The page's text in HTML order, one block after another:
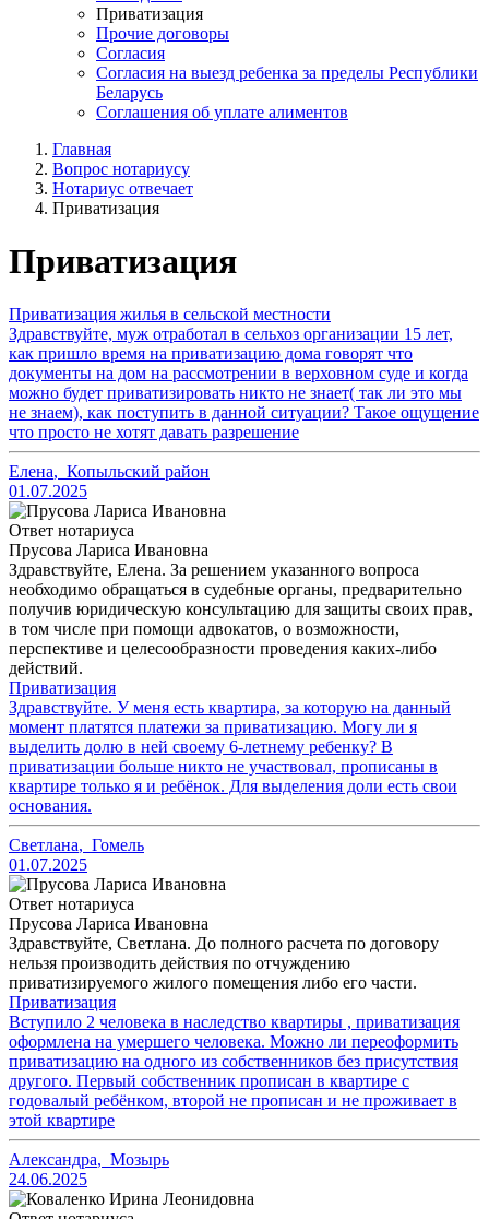
Приватизация
Прочие договоры
Согласия
Согласия на выезд ребенка за пределы Республики
Беларусь
Соглашения об уплате алиментов
Главная
Вопрос нотариусу
Нотариус отвечает
Приватизация
Приватизация
Приватизация жилья в сельской местности
Здравствуйте, муж отработал в сельхоз организации 15 лет,
как пришло время на приватизацию дома говорят что
документы на дом на рассмотрении в верховном суде и когда
можно будет приватизировать никто не знает( так ли это мы
не знаем), как поступить в данной ситуации? Такое ощущение
что просто не хотят давать разрешение
Елена, Копыльский район
01.07.2025
Ответ нотариуса
Прусова Лариса Ивановна
Здравствуйте, Елена. За решением указанного вопроса
необходимо обращаться в судебные органы, предварительно
получив юридическую консультацию для защиты своих прав,
в том числе при помощи адвокатов, о возможности,
перспективе и целесообразности проведения каких-либо
действий.
Приватизация
Здравствуйте. У меня есть квартира, за которую на данный
момент платятся платежи за приватизацию. Могу ли я
выделить долю в ней своему 6-летнему ребенку? В
приватизации больше никто не участвовал, прописаны в
квартире только я и ребёнок. Для выделения доли есть свои
основания.
Светлана, Гомель
01.07.2025
Ответ нотариуса
Прусова Лариса Ивановна
Здравствуйте, Светлана. До полного расчета по договору
нельзя производить действия по отчуждению
приватизируемого жилого помещения либо его части.
Приватизация
Вступило 2 человека в наследство квартиры , приватизация
оформлена на умершего человека. Можно ли переоформить
приватизацию на одного из собственников без присутствия
другого. Первый собственник прописан в квартире с
годовалый ребёнком, второй не прописан и не проживает в
этой квартире
Александра, Мозырь
24.06.2025